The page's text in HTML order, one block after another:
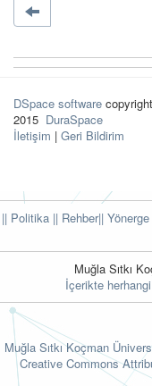
DSpace software
2015 DuraSpace
İletişim | Geri Bildirim
|| Politika || Rehber|| Yönerge
Muğla Sıtkı
İçerikte
Muğla Sıtkı Koçman
Creative Commons